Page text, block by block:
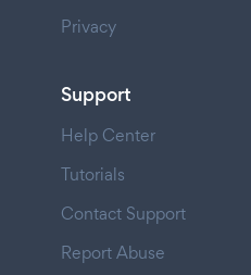
Privacy
Support
Help Center
Tutorials
Contact Support
Report Abuse